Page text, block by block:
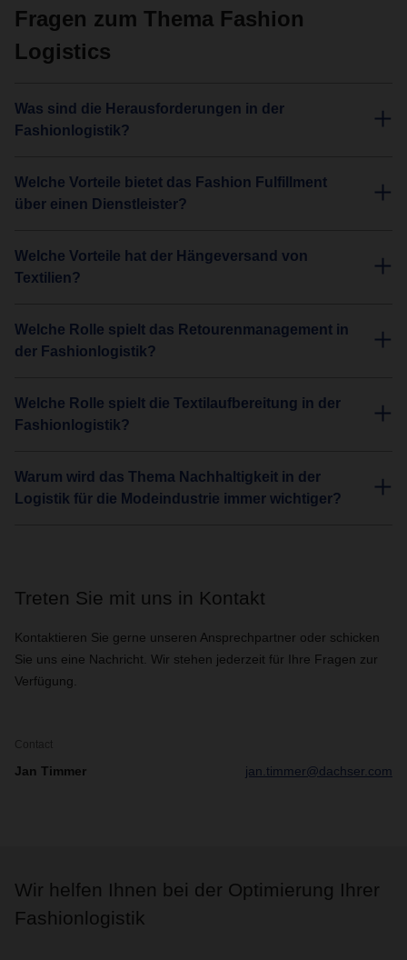
Fragen zum Thema Fashion
Logistics
Was sind die Herausforderungen in der
Fashionlogistik?
Welche Vorteile bietet das Fashion Fulfillment
über einen Dienstleister?
Welche Vorteile hat der Hängeversand von
Textilien?
Welche Rolle spielt das Retourenmanagement in
der Fashionlogistik?
Welche Rolle spielt die Textilaufbereitung in der
Fashionlogistik?
Warum wird das Thema Nachhaltigkeit in der
Logistik für die Modeindustrie immer wichtiger?
Treten Sie mit uns in Kontakt
Kontaktieren Sie gerne unseren Ansprechpartner oder schicken
Sie uns eine Nachricht. Wir stehen jederzeit für Ihre Fragen zur
Verfügung.
Contact
Jan Timmer jan.timmer@dachser.com
Wir helfen Ihnen bei der Optimierung Ihrer
Fashionlogistik